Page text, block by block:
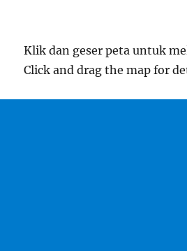
Klik dan geser peta untuk
Click and drag the map for